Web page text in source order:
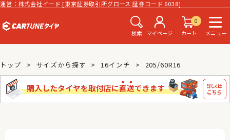
運営：株式会社イード [東京証券取引所グロース 証券コード 6038]
検索 マイページ
0
カート
メニュー
トップ サイズから探す 16インチ 205/60R16